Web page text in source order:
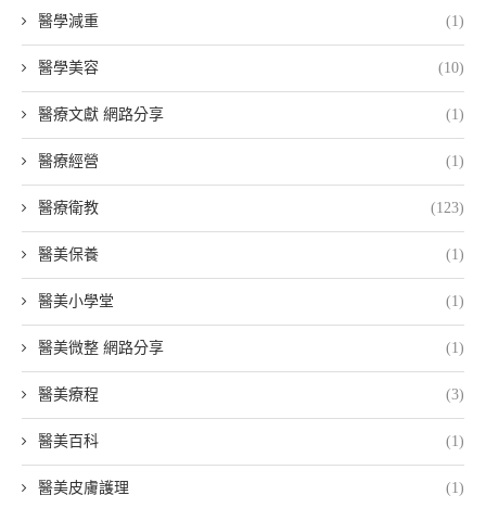
醫學減重 (1)
醫學美容 (10)
醫療文獻 網路分享 (1)
醫療經營 (1)
醫療衛教 (123)
醫美保養 (1)
醫美小學堂 (1)
醫美微整 網路分享 (1)
醫美療程 (3)
醫美百科 (1)
醫美皮膚護理 (1)